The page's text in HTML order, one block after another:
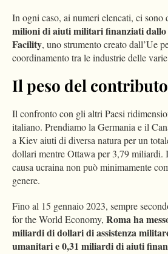
In ogni caso, ai numeri elencati, ci sono
milioni di aiuti militari finanziati dallo
Facility, uno strumento creato dall’Ue
coordinamento tra le industrie delle
Il peso del
Il confronto con gli altri Paesi
italiano. Prendiamo la Germania e il
a Kiev aiuti di diversa natura per un
dollari mentre Ottawa per 3,79 miliardi.
causa ucraina non può minimamente
genere.
Fino al 15 gennaio 2023, sempre
for the World Economy, Roma ha
miliardi di dollari di assistenza
umanitari e 0,31 miliardi di aiuti